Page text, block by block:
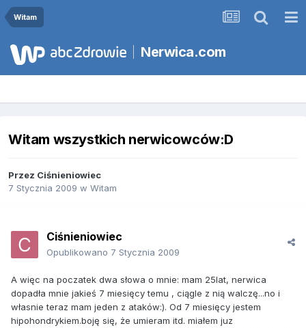
Witam
Nerwica.com
Witam wszystkich nerwicowców:D
Przez Ciśnieniowiec
7 Stycznia 2009 w Witam
Ciśnieniowiec
Opublikowano 7 Stycznia 2009
A więc na poczatek dwa słowa o mnie: mam 25lat, nerwica
dopadła mnie jakieś 7 miesięcy temu , ciągle z nią walczę...no i
własnie teraz mam jeden z ataków:). Od 7 miesięcy jestem
hipohondrykiem.boję się, że umieram itd. miałem juz